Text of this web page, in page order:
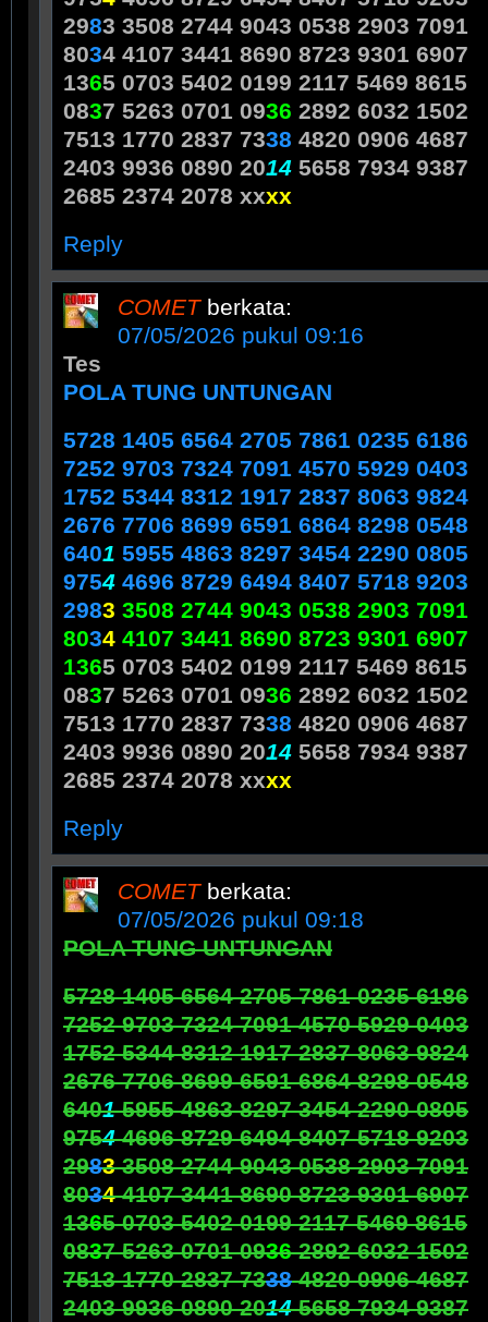
2983 3508 2744 9043 0538 2903 7091
8034 4107 3441 8690 8723 9301 6907
1365 0703 5402 0199 2117 5469 8615
0837 5263 0701 0936 2892 6032 1502
7513 1770 2837 7338 4820 0906 4687
2403 9936 0890 2014 5658 7934 9387
2685 2374 2078 xxxx
Reply
COMET berkata:
07/05/2026 pukul 09:16
Tes
POLA TUNG UNTUNGAN
5728 1405 6564 2705 7861 0235 6186
7252 9703 7324 7091 4570 5929 0403
1752 5344 8312 1917 2837 8063 9824
2676 7706 8699 6591 6864 8298 0548
6401 5955 4863 8297 3454 2290 0805
9754 4696 8729 6494 8407 5718 9203
2983 3508 2744 9043 0538 2903 7091
8034 4107 3441 8690 8723 9301 6907
1365 0703 5402 0199 2117 5469 8615
0837 5263 0701 0936 2892 6032 1502
7513 1770 2837 7338 4820 0906 4687
2403 9936 0890 2014 5658 7934 9387
2685 2374 2078 xxxx
Reply
COMET berkata:
07/05/2026 pukul 09:18
POLA TUNG UNTUNGAN
5728 1405 6564 2705 7861 0235 6186
7252 9703 7324 7091 4570 5929 0403
1752 5344 8312 1917 2837 8063 9824
2676 7706 8699 6591 6864 8298 0548
64015955 4863 8297 3454 2290 0805
97544696 8729 6494 8407 5718 9203
29833508 2744 9043 0538 2903 7091
80344107 3441 8690 8723 9301 6907
1365 0703 5402 0199 2117 5469 8615
0837 5263 0701 09362892 6032 1502
7513 1770 2837 73384820 0906 4687
2403 9936 0890 20145658 7934 9387